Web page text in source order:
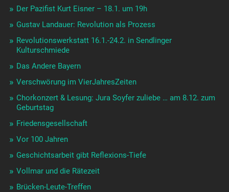
Der Pazifist Kurt Eisner – 18.1. um 19h
Gustav Landauer: Revolution als Prozess
Revolutionswerkstatt 16.1.-24.2. in Sendlinger
Kulturschmiede
Das Andere Bayern
Verschwörung im VierJahresZeiten
Chorkonzert & Lesung: Jura Soyfer zuliebe … am 8.12. zum
Geburtstag
Friedensgesellschaft
Vor 100 Jahren
Geschichtsarbeit gibt Reflexions-Tiefe
Vollmar und die Rätezeit
Brücken-Leute-Treffen